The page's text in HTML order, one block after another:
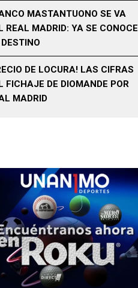
MASTANTUONO SE VA
REAL MADRID: YA SE CONOCE
DE LOCURA! LAS CIFRAS
FICHAJE DE DIOMANDE POR
MADRID